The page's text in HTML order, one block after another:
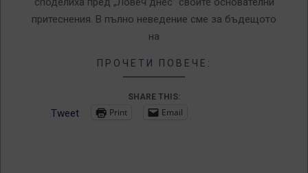
притеснения. В пълно неведение сме за бъдещото
на
ПРОЧЕТИ ПОВЕЧЕ:
SHARE THIS:
Tweet Print Email